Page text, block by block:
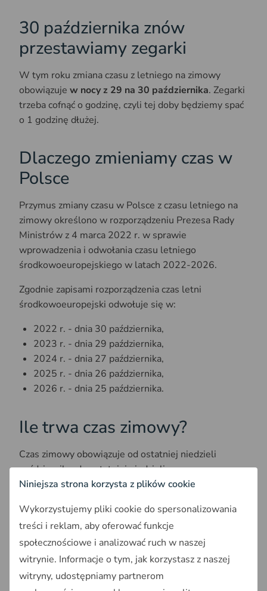
30 października znów
przestawiamy zegarki
W tym roku zmiana czasu z letniego na zimowy
obowiązuje w nocy z 29 na 30 października. Zegarki
trzeba cofnąć o godzinę, czyli tej doby będziemy spać
o 1 godzinę dłużej.
Dlaczego zmieniamy czas w
Polsce
Przymus zmiany czasu w Polsce z czasu letniego na
zimowy określono w rozporządzeniu Prezesa Rady
Ministrów z 4 marca 2022 r. w sprawie
wprowadzenia i odwołania czasu letniego
środkowoeuropejskiego w latach 2022-2026.
Zgodnie zapisami rozporządzenia czas letni
środkowoeuropejski odwołuje się w:
2022 r. - dnia 30 października,
2023 r. - dnia 29 października,
2024 r. - dnia 27 października,
2025 r. - dnia 26 października,
2026 r. - dnia 25 października.
Ile trwa czas zimowy?
Czas zimowy obowiązuje od ostatniej niedzieli
października, do ostatniej niedzieli marca.
Kiedy i po co pierwszy raz
zmieniono czas?
Zmianę czasu wprowadzono między I a II wojną
światową tylko raz - w 1919 roku. Później w czasie II
wojny światowej, w takich samych terminach, jak w
Niniejsza strona korzysta z plików cookie
Wykorzystujemy pliki cookie do spersonalizowania
treści i reklam, aby oferować funkcje
społecznościowe i analizować ruch w naszej
witrynie. Informacje o tym, jak korzystasz z naszej
witryny, udostępniamy partnerom